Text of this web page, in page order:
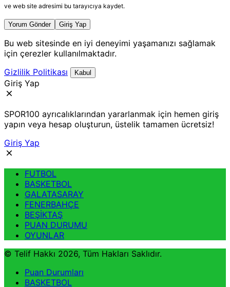
ve web site adresimi bu tarayıcıya kaydet.
Yorum Gönder Giriş Yap
Bu web sitesinde en iyi deneyimi yaşamanızı sağlamak
için çerezler kullanılmaktadır.
Gizlilik Politikası
Kabul
Giriş Yap
SPOR100 ayrıcalıklarından yararlanmak için hemen giriş
yapın veya hesap oluşturun, üstelik tamamen ücretsiz!
Giriş Yap
FUTBOL
BASKETBOL
GALATASARAY
FENERBAHÇE
BEŞİKTAŞ
PUAN DURUMU
OYUNLAR
© Telif Hakkı 2026, Tüm Hakları Saklıdır.
Puan Durumları
BASKETBOL